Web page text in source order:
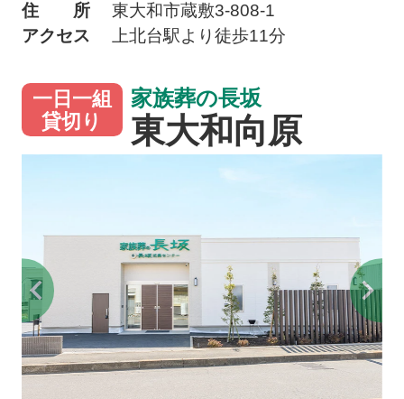
住 所 東大和市蔵敷3-808-1
アクセス
上北台駅より徒歩11分
一日一組
貸切り
家族葬の長坂
東大和向原